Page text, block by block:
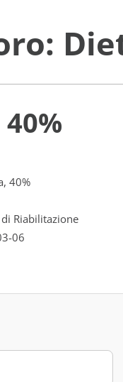
40%
Riabilitazione
06